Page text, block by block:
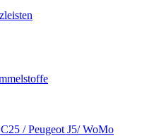
/ Peugeot J5/ WoMo